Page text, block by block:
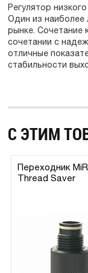
Регулятор
Один из наиболее
рынке. Сочетание
сочетании с
отличные
стабильности
С ЭТИМ
Переходник
Thread Saver